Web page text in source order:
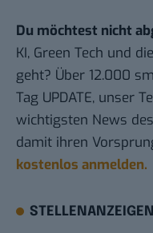
Du möchtest nicht
KI, Green Tech und
geht? Über 12.000
Tag UPDATE, unser
wichtigsten News
damit ihren
kostenlos anmelden.
STELLENANZEIGEN